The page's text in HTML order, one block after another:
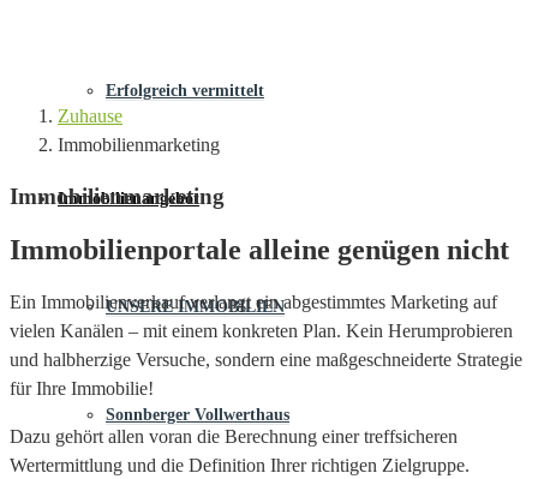
Erfolgreich vermittelt
Immobilienangebot
UNSERE IMMOBILIEN
Sonnberger Vollwerthaus
Zuhause
Immobilienmarketing
Immobilienmarketing
Immobilienportale alleine genügen nicht
Ein Immobilienverkauf verlangt ein abgestimmtes Marketing auf
vielen Kanälen – mit einem konkreten Plan. Kein Herumprobieren
und halbherzige Versuche, sondern eine maßgeschneiderte Strategie
für Ihre Immobilie!
Dazu gehört allen voran die Berechnung einer treffsicheren
Wertermittlung und die Definition Ihrer richtigen Zielgruppe.